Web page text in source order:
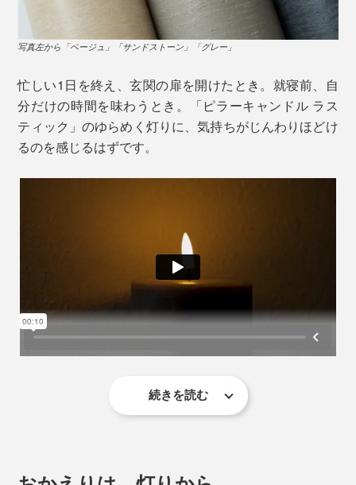
写真左から「ベージュ」「サンドストーン」「グレー」
忙しい1日を終え、玄関の扉を開けたとき。就寝前、自
分だけの時間を味わうとき。「ピラーキャンドル ラス
ティック」のゆらめく灯りに、気持ちがじんわりほどけ
るのを感じるはずです。
続きを読む